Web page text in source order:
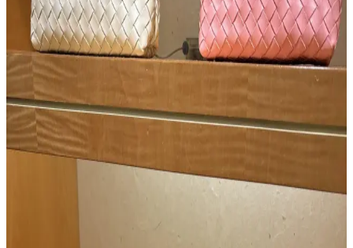
Sahtecilik ve Hesap Yasaklamalarına Dikkat
Vestiaire Collective, lüks ikinci el çanta pazarında sahte ürün
sorunları ve kullanıcıların orijinallik sorgulamalarında hesaplarının
yasaklanmasıyla karşı karşıyadır. Platformun satıcı kontrolü ve
doğrulama süreçleri eleştirilmektedir.
Gucci Jackie Çantanın Yeni Büyük Boy Versiyonu:
Deri Kalitesi ve Tasarım Özellikleri
Gucci Jackie çantanın yeni büyük boy versiyonu, taneli dış deri ve
yumuşak keçi iç derisiyle lüks ve konfor sunuyor. Esnek tasarımıyla
uniseks kullanım imkanı sağlıyor ve dayanıklılığıyla öne çıkıyor.
Çanta Kalitesi ve Fiyatlandırma: Marka Değeri ile
Gerçek Kalite İlişkisi Üzerine Analiz